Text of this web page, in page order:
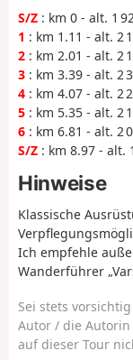
S/Z : km 0 - alt. 1
1 : km 1.11 - alt. 2
2 : km 2.01 - alt. 2
3 : km 3.39 - alt. 2
4 : km 4.07 - alt. 2
5 : km 5.35 - alt. 2
6 : km 6.81 - alt. 2
S/Z : km 8.97 - alt.
Hinweise
Klassische
Ich empfehle
Wanderführer
Sei stets
Autor / die Autorin
auf dieser Tour